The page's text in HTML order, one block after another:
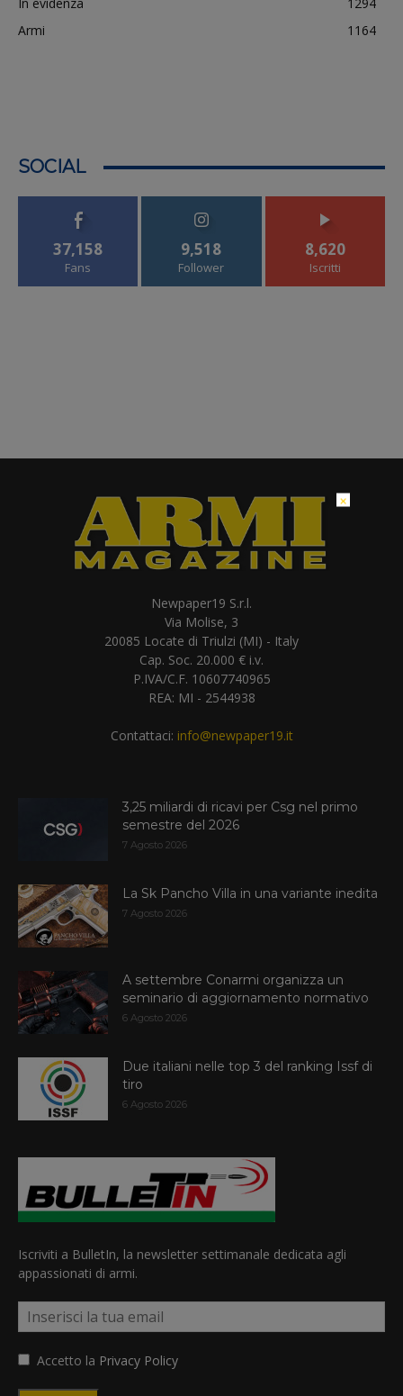
In evidenza
1294
Armi
1164
SOCIAL
37,158
Fans
9,518
Follower
8,620
Iscritti
Newpaper19 S.r.l.
Via Molise, 3
20085 Locate di Triulzi (MI) - Italy
Cap. Soc. 20.000 € i.v.
P.IVA/C.F. 10607740965
REA: MI - 2544938
Contattaci: info@newpaper19.it
3,25 miliardi di ricavi per Csg nel primo
semestre del 2026
7 Agosto 2026
La Sk Pancho Villa in una variante inedita
7 Agosto 2026
A settembre Conarmi organizza un
seminario di aggiornamento normativo
6 Agosto 2026
Due italiani nelle top 3 del ranking Issf di
tiro
6 Agosto 2026
Iscriviti a BulletIn, la newsletter settimanale dedicata agli
appassionati di armi.
Accetto la Privacy Policy
×